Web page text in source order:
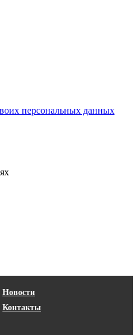
персональных данных
Новости
Контакты